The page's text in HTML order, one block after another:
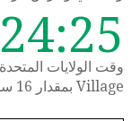
9:24:25
Village بمقدار 16 ساعة